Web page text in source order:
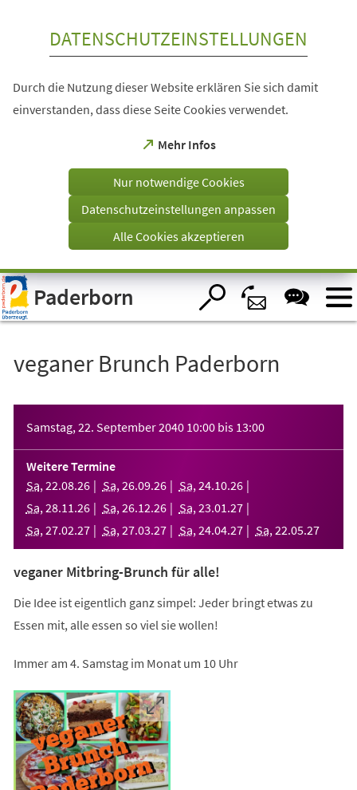
Visuelle
Assistenzsoftware
öffnen.
DATENSCHUTZEINSTELLUNGEN
Durch die Nutzung dieser Website erklären Sie sich damit
einverstanden, dass diese Seite Cookies verwendet.
Mehr Infos
(Öffnet
einem
Tab)
Nur notwendige Cookies
Datenschutzeinstellungen anpassen
Alle Cookies akzeptieren
Paderborn
veganer Brunch Paderborn
Samstag, 22. September 2040 10:00 bis 13:00
Weitere Termine
Sa, 22.08.26 Sa, 26.09.26 Sa, 24.10.26
Sa, 28.11 .26 Sa, 26.12.26 Sa, 23.01 .27
Sa, 27.02.27 Sa, 27.03.27 Sa, 24.04.27 Sa, 22.05.27
veganer Mitbring-Brunch für alle!
Die Idee ist eigentlich ganz simpel: Jeder bringt etwas zu
Essen mit, alle essen so viel sie wollen!
Immer am 4. Samstag im Monat um 10 Uhr